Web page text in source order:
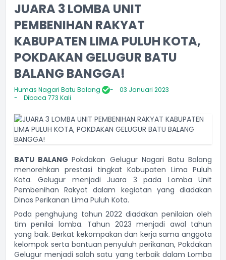
JUARA 3 LOMBA UNIT
PEMBENIHAN RAKYAT
KABUPATEN LIMA PULUH KOTA,
POKDAKAN GELUGUR BATU
BALANG BANGGA!
Humas Nagari Batu Balang
03 Januari 2023
Dibaca 773 Kali
BATU BALANGPokdakan Gelugur Nagari Batu Balang
menorehkan prestasi tingkat Kabupaten Lima Puluh
Kota. Gelugur menjadi Juara 3 pada Lomba Unit
Pembenihan Rakyat dalam kegiatan yang diadakan
Dinas Perikanan Lima Puluh Kota.
Pada penghujung tahun 2022 diadakan penilaian oleh
tim penilai lomba. Tahun 2023 menjadi awal tahun
yang baik. Berkat kekompakan dan kerja sama anggota
kelompok serta bantuan penyuluh perikanan, Pokdakan
Gelugur menjadi salah satu yang terbaik dalam Lomba